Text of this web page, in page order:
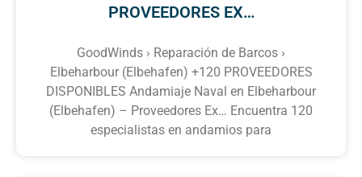
PROVEEDORES EX…
GoodWinds › Reparación de Barcos ›
Elbeharbour (Elbehafen) +120 PROVEEDORES
DISPONIBLES Andamiaje Naval en Elbeharbour
(Elbehafen) – Proveedores Ex… Encuentra 120
especialistas en andamios para